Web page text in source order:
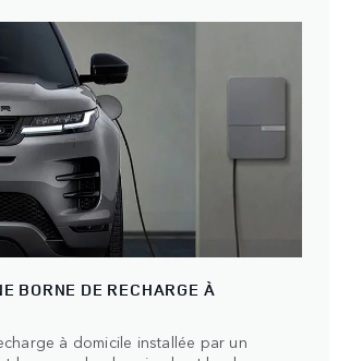
BORNE DE RECHARGE À
à domicile installée par un